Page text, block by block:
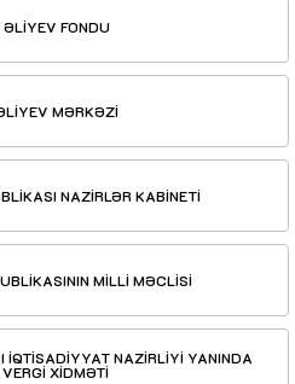
FONDU
MƏRKƏZİ
NAZİRLƏR KABİNETİ
MİLLİ MƏCLİSİ
İQTİSADİYYAT NAZİRLİYİ YANINDA
XİDMƏTİ